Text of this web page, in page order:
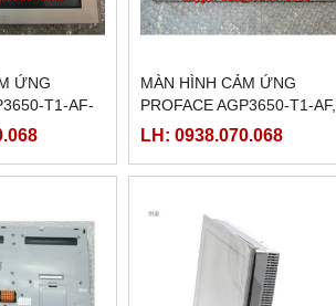
ỨNG
T1-AF-
)
MÀN HÌNH CẢM ỨNG
PROFACE AGP3650-T1-AF,
(PFXGP3650TAA )
LH: 0938.070.068